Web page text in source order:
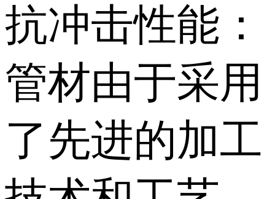
抗冲击性能：
管材由于采用
了先进的加工